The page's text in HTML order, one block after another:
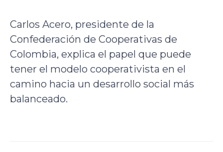
Carlos Acero, presidente de la
Confederación de Cooperativas de
Colombia, explica el papel que puede
tener el modelo cooperativista en el
camino hacia un desarrollo social más
balanceado.